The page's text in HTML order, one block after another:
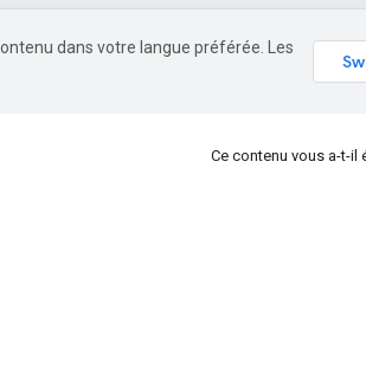
dans votre langue préférée. Les
Ce contenu vous a-t-il